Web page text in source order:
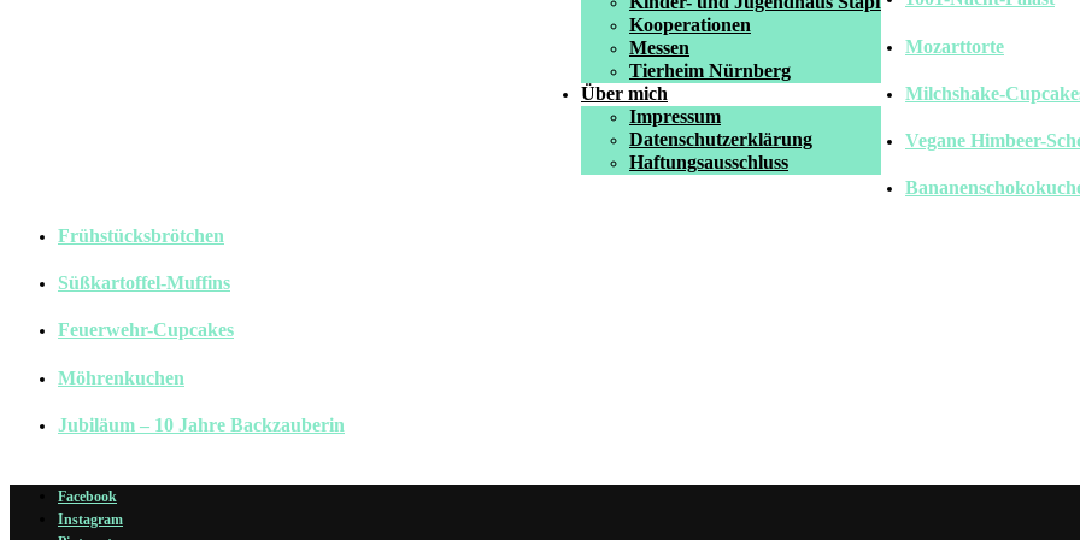
Kooperationen
Messen
Tierheim Nürnberg
Über mich
Impressum
Datenschutzerklärung
Haftungsausschluss
Mozarttorte
Milchshake-
Vegane Himbeer-
Frühstücksbrötchen
Süßkartoffel-Muffins
Feuerwehr-Cupcakes
Möhrenkuchen
Jubiläum – 10 Jahre Backzauberin
Facebook
Instagram